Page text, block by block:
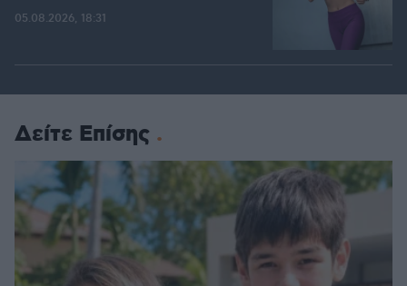
05.08.2026, 18:31
Δείτε Επίσης